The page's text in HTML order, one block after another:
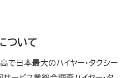
ついて
で日本最大のハイヤー・タクシー